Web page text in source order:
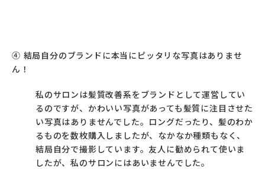
④ 結局自分のブランドに本当にピッタリな写真はありませ
ん！
私のサロンは髪質改善系をブランドとして運営してい
るのですが、かわいい写真があっても髪質に注目させた
い写真はありませんでした。ロングだったり、髪のわか
るものを数枚購入しましたが、なかなか種類もなく、
結局自分で撮影しています。友人に勧められて使いま
したが、私のサロンにはあいませんでした。